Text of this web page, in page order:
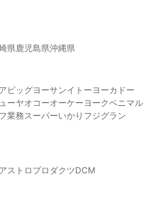
県鹿児島県沖縄県
ビッグヨーサンイトーヨーカドー
ーヤオコーオーケー ヨークベニマル
業務スーパーいかり フジグラン
アストロプロダクツDCM